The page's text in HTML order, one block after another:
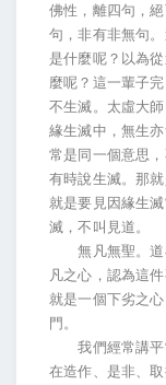
佛性，離四句，
句，非有非無句
是什麼呢？以為
麼呢？這一輩子
不生滅。太虛大
緣生滅中，無生
常是同一個意思
有時說生滅。那
就是要見因緣生
滅，不叫見道。
無凡無聖。道
凡之心，認為這
就是一個下劣之
門。
我們經常講平
在造作、是非、